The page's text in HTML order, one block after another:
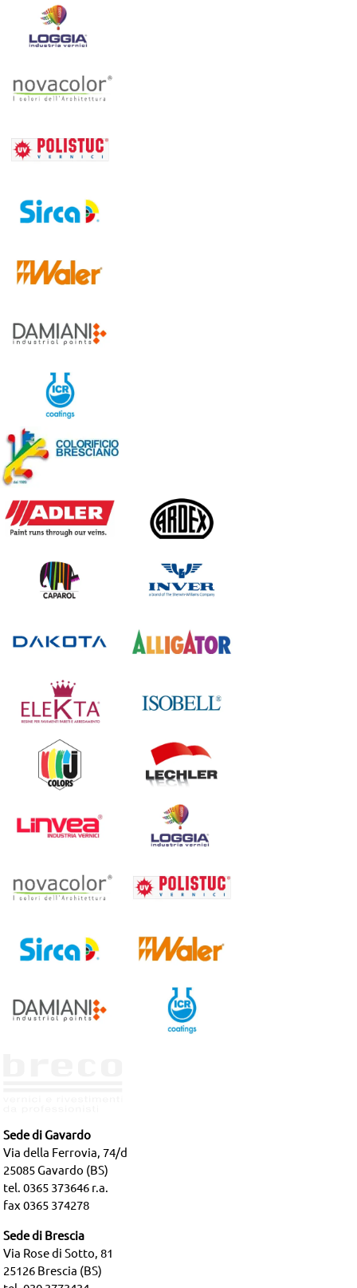
Sede di Gavardo
Via della Ferrovia, 74/d
25085 Gavardo (BS)
tel. 0365 373646 r.a.
fax 0365 374278
Sede di Brescia
Via Rose di Sotto, 81
25126 Brescia (BS)